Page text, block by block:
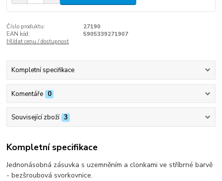
Číslo produktu:
27190
EAN kód:
5905339271907
Hlídat cenu / dostupnost
Kompletní specifikace
Komentáře 0
Související zboží 3
Kompletní specifikace
Jednonásobná zásuvka s uzemněním a clonkami ve stříbrné barvě
- bezšroubová svorkovnice.